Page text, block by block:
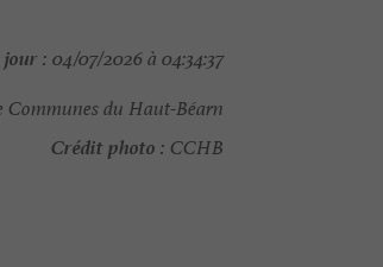
: 04/07/2026 à 04:34:37
du Haut-Béarn
Crédit photo : CCHB